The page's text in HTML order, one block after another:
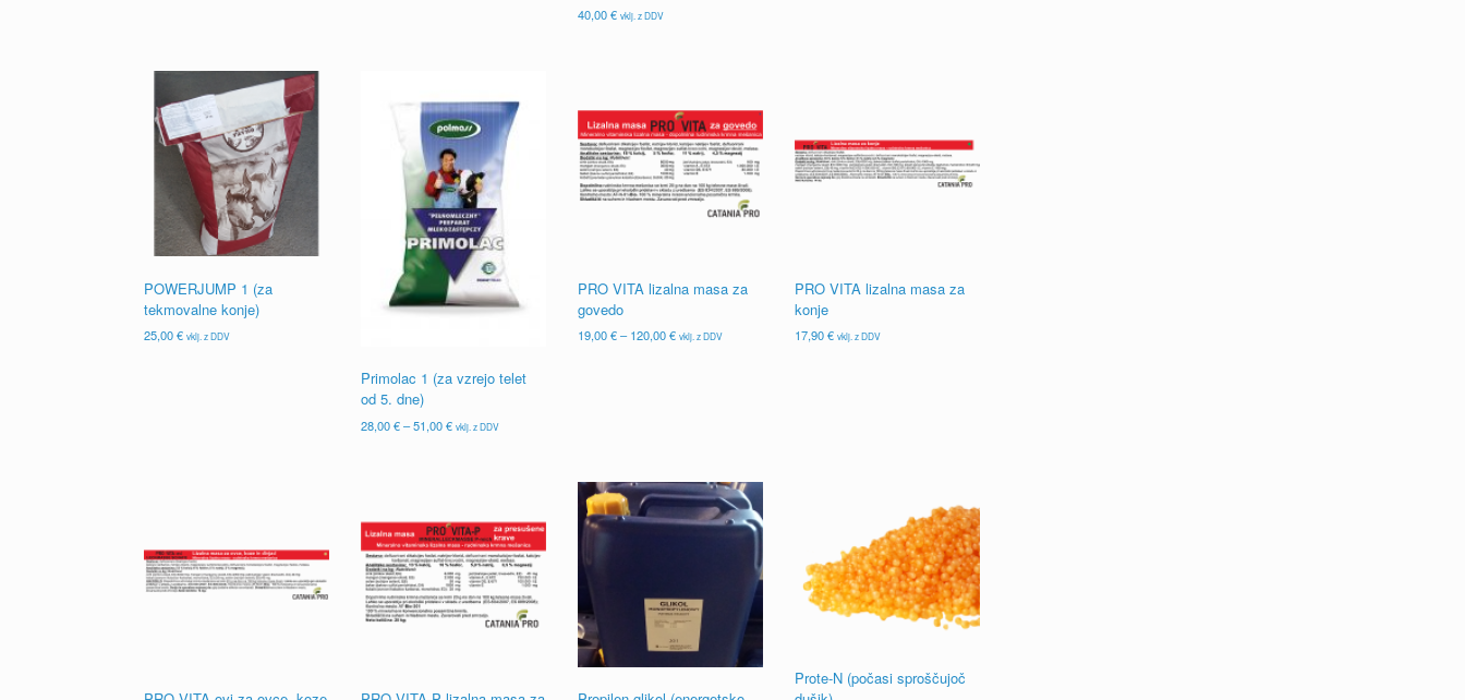
40,00€ vklj. z DDV
POWERJUMP 1 (za
tekmovalne konje)
25,00€ vklj. z DDV
Primolac 1 (za vzrejo telet
od 5. dne)
28,00€–51,00€Cenovni
vklj. z DDV
različic.
Možnosti
lahko
izberete
na
PRO VITA lizalna masa za
govedo
19,00€– 120,00€Cenovni
vklj. z DDV
lahko
izberete
na
izdelka
PRO VITA lizalna masa za
konje
17,90€ vklj. z DDV
Prote-N (počasi sproščujoč